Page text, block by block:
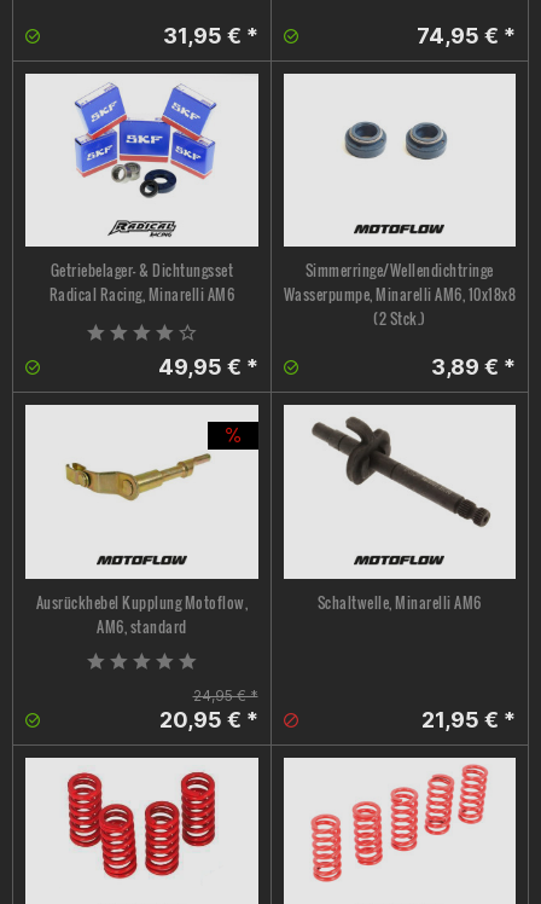
31,95 € * 74,95 € *
Getriebelager- & Dichtungsset
Radical Racing, Minarelli AM6
49,95 € *
Simmerringe/Wellendichtringe
Wasserpumpe, Minarelli AM6, 10x18x8
(2 Stck.)
3,89 € *
Ausrückhebel Kupplung Motoflow,
AM6, standard
24,95 € *
20,95 € *
Schaltwelle, Minarelli AM6
21,95 € *